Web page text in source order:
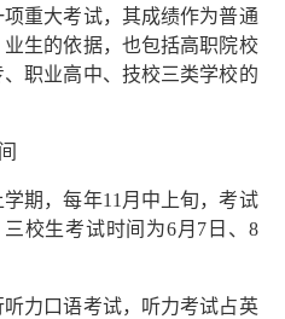
重大考试，其成绩作为普通
生的依据，也包括高职院校
职业高中、技校三类学校的
，每年11月中上旬，考试
校生考试时间为6月7日、8
力口语考试，听力考试占英